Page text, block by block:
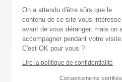
On a attendu d'être sûrs que le
contenu de ce site vous intéresse
avant de vous déranger, mais on
accompagner pendant votre
C'est OK pour vous ?
Lire la politique de confidentialité
Consentements
Pourquoi mettre en place
Par
Eric